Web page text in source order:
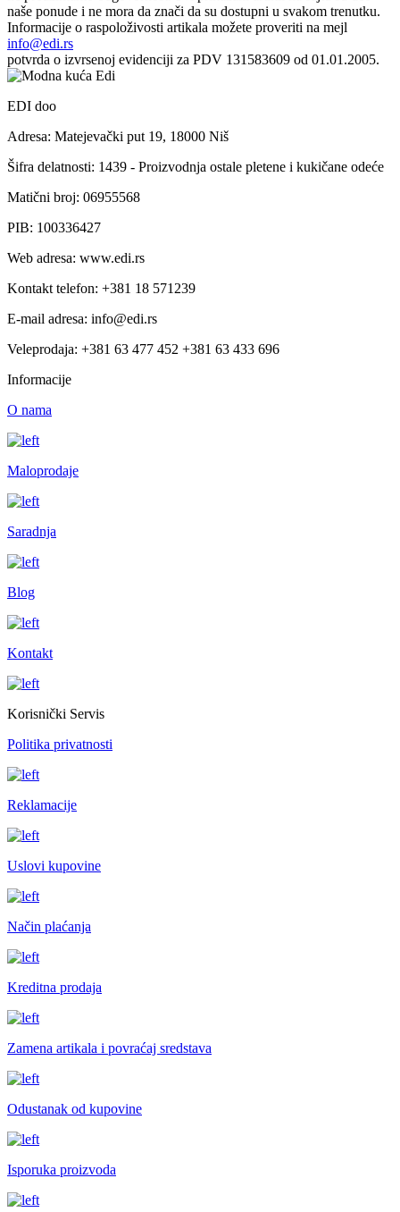
naše ponude i ne mora da znači da su dostupni u svakom trenutku.
Informacije o raspoloživosti artikala možete proveriti na mejl
info@edi.rs
potvrda o izvrsenoj evidenciji za PDV 131583609 od 01.01.2005.
EDI doo
Adresa: Matejevački put 19, 18000 Niš
Šifra delatnosti: 1439 - Proizvodnja ostale pletene i kukičane odeće
Matični broj: 06955568
PIB: 100336427
Web adresa: www.edi.rs
Kontakt telefon: +381 18 571239
E-mail adresa: info@edi.rs
Veleprodaja: +381 63 477 452 +381 63 433 696
Informacije
O nama
Maloprodaje
Saradnja
Blog
Kontakt
Korisnički Servis
Politika privatnosti
Reklamacije
Uslovi kupovine
Način plaćanja
Kreditna prodaja
Zamena artikala i povraćaj sredstava
Odustanak od kupovine
Isporuka proizvoda